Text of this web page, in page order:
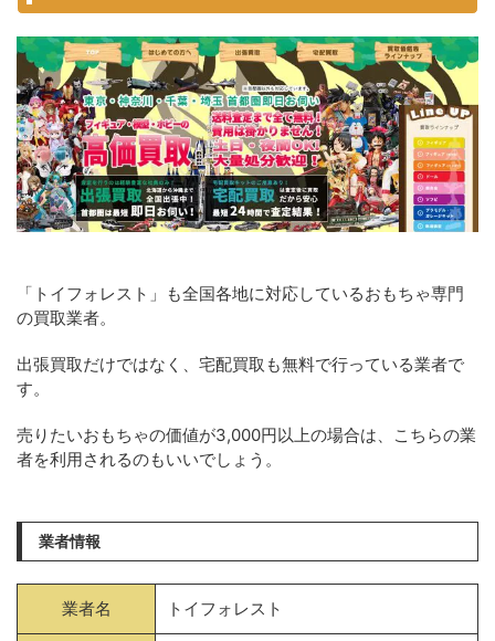
「トイフォレスト」も全国各地に対応しているおもちゃ専門
の買取業者。
出張買取だけではなく、宅配買取も無料で行っている業者で
す。
売りたいおもちゃの価値が3,000円以上の場合は、こちらの業
者を利用されるのもいいでしょう。
業者情報
業者名 トイフォレスト